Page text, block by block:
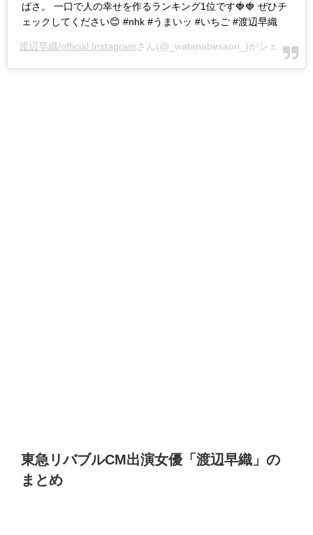
ぱさ。 一口で人の幸せを作るランキング1位です🍓🍓 ぜひチ
ェックしてください😊 #nhk #うまいッ #いちご #渡辺早織
渡辺早織/official Instagramさん(@_watanabesaori_)がシェアした投稿 -
東急リバブルCM出演女優「渡辺早織」の
まとめ